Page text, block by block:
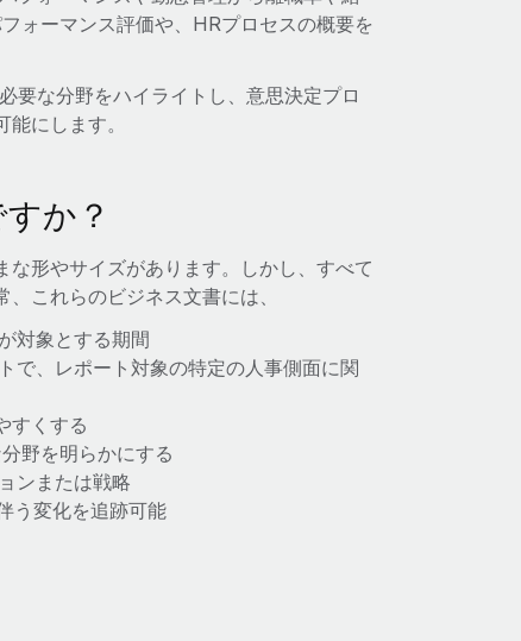
ォーマンス評価や、HRプロセスの概要を
要な分野をハイライトし、意思決定プロ
にします。
か？
形やサイズがあります。しかし、すべて
これらのビジネス文書には、
対象とする期間
で、レポート対象の特定の人事側面に関
すくする
野を明らかにする
ンまたは戦略
う変化を追跡可能